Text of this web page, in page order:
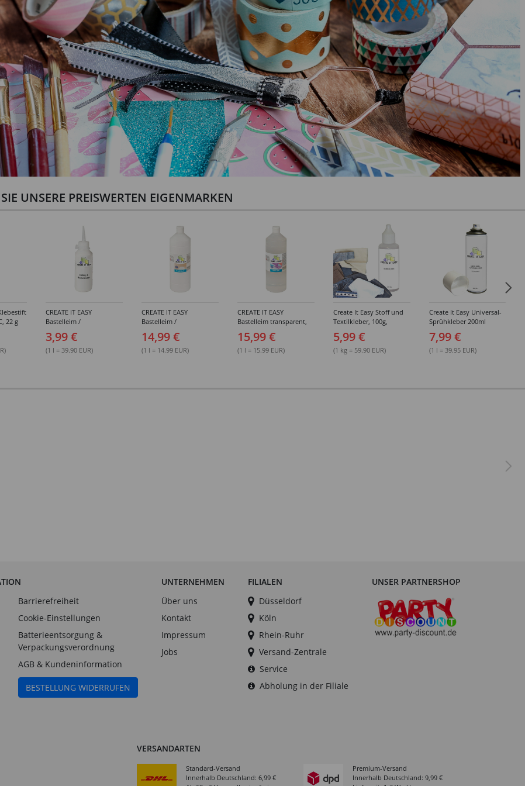
UNSERE PREISWERTEN EIGENMARKEN
22 g
CREATE IT EASY
Bastelleim /
Buchbinderleim, 100 ml
3,99 €
(1 l = 39.90 EUR)
CREATE IT EASY
Bastelleim /
Buchbinderleim, 1000 ml
14,99 €
(1 l = 14.99 EUR)
CREATE IT EASY
Bastelleim transparent,
ohne Lösungsmittel,
1000 ml
15,99 €
(1 l = 15.99 EUR)
Create It Easy Stoff und
Textilkleber, 100g,
Kunststoffflasche mit
Maldüse
5,99 €
(1 kg = 59.90 EUR)
Create It Easy Universal-
Sprühkleber 200ml
(permanent)
7,99 €
(1 l = 39.95 EUR)
Barrierefreiheit
Cookie-Einstellungen
Batterieentsorgung &
Verpackungsverordnung
AGB & Kundeninformation
BESTELLUNG WIDERRUFEN
UNTERNEHMEN
Über uns
Kontakt
Impressum
Jobs
FILIALEN
Düsseldorf
Köln
Rhein-Ruhr
Versand-Zentrale
Service
Abholung in der Filiale
UNSER PARTNERSHOP
VERSANDARTEN
Standard-Versand
Innerhalb Deutschland: 6,99 €
Premium-Versand
Innerhalb Deutschland: 9,99 €